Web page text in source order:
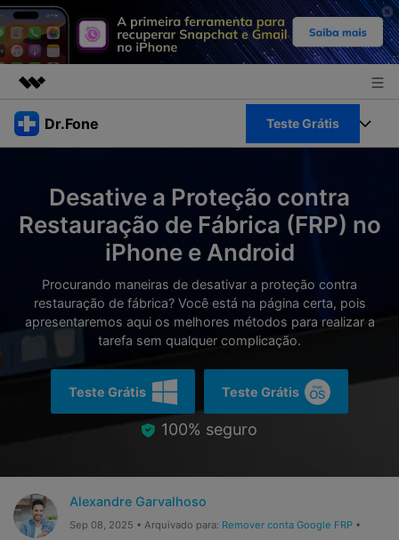
Produtos em destaque
Visão geral
Soluções
Sobre nós
Sala de imprensa
Loja
Dr.Fone Teste Grátis
Veja Toolkit Completo >
Productos
Para Celular
Ver Todos Os Aplicativos
Ações rápidas
Centro de Ajuda
Recursos
Transferir Dados
Proteção do celular
Encontre Mais Soluções
Entrar
Desative a Proteção contra
Restauração de Fábrica (FRP) no
iPhone e Android
Procurando maneiras de desativar a proteção contra
restauração de fábrica? Você está na página certa, pois
apresentaremos aqui os melhores métodos para realizar a
tarefa sem qualquer complicação.
Teste Grátis Teste Grátis
100% seguro
Alexandre Garvalhoso
Sep 08, 2025 • Arquivado para: Remover conta Google FRP•